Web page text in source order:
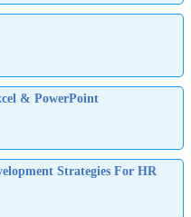
& PowerPoint
Strategies For HR